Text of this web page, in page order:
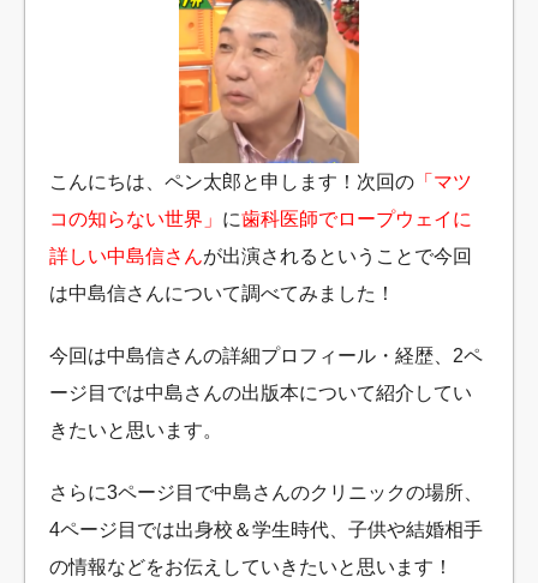
こんにちは、ペン太郎と申します！次回の 「マツ
コの知らない世界」 に歯科医師でロープウェイに
詳しい中島信さんが出演されるということで今回
は中島信さんについて調べてみました！
今回は中島信さんの詳細プロフィール・経歴、2ペ
ージ目では中島さんの出版本について紹介してい
きたいと思います。
さらに3ページ目で中島さんのクリニックの場所、
4ページ目では出身校＆学生時代、子供や結婚相手
の情報などをお伝えしていきたいと思います！